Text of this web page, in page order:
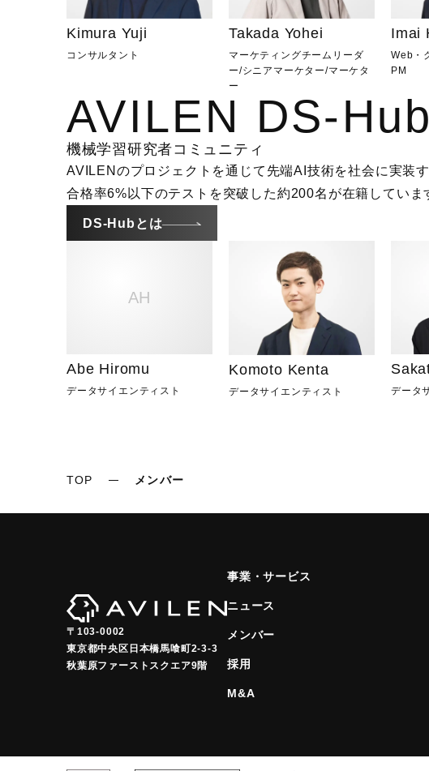
Kimura Yuji
コンサルタント
Takada Yohei
マーケティングチームリーダ
ー/シニアマーケター/マーケタ
ー
Imai
Web・
PM
AVILEN DS-Hub
機械学習研究者コミュニティ
AVILENのプロジェクトを通じて先端AI技術を社会に実装
合格率6%以下のテストを突破した約200名が在籍していま
DS-Hubとは
AH
Abe Hiromu
データサイエンティスト
Komoto Kenta
データサイエンティスト データ
TOP メンバー
〒103-0002
東京都中央区日本橋馬喰町2-3-3
秋葉原ファーストスクエア9階
事業・サービス
ニュース
メンバー
採用
M&A